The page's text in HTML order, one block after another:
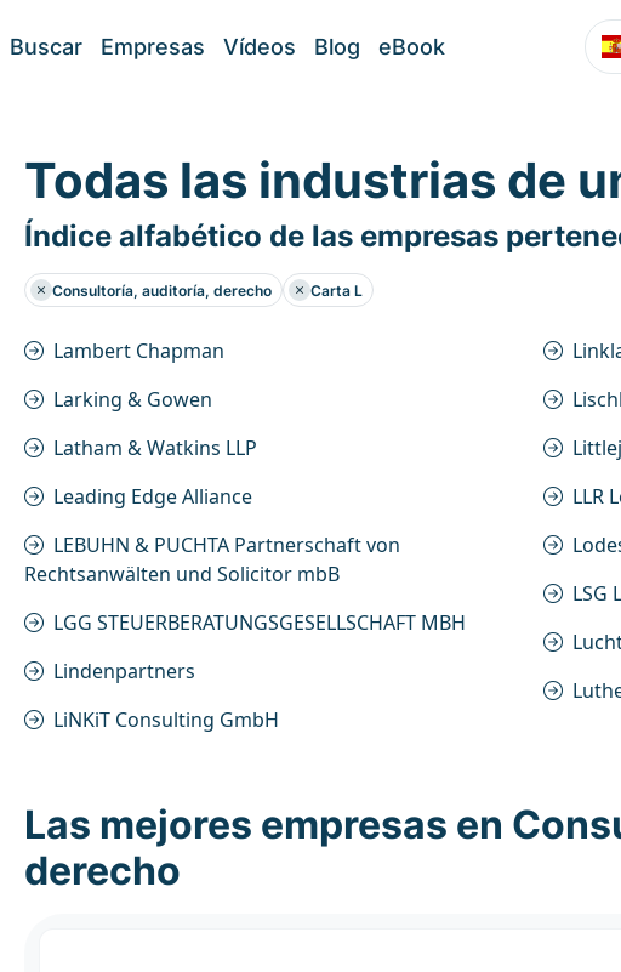
Buscar Empresas Vídeos Blog eBook
Todas las industrias de
Índice alfabético de las empresas
Consultoría, auditoría, derecho Carta L
Lambert Chapman
Larking & Gowen
Latham & Watkins LLP
Leading Edge Alliance
LEBUHN & PUCHTA Partnerschaft von
Rechtsanwälten und Solicitor mbB
LGG STEUERBERATUNGSGESELLSCHAFT MBH
Lindenpartners
LiNKiT Consulting GmbH
LLR
LSG
Las mejores empresas en
derecho